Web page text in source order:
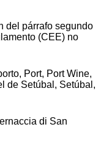
del párrafo segundo
(CEE) no
Port, Port Wine,
de Setúbal, Setúbal,
di San